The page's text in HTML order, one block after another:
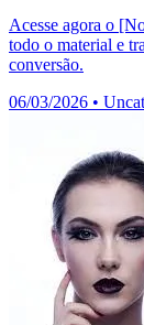
Acesse agora o
todo o material e
conversão.
06/03/2026 •